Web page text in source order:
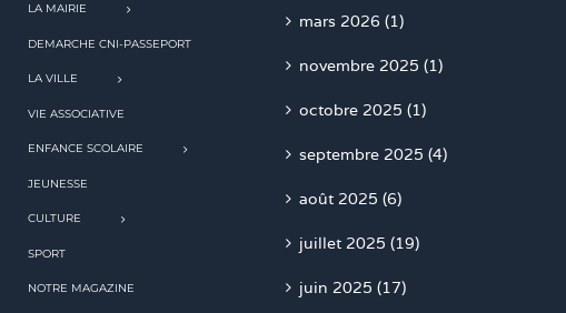
LA MAIRIE
DEMARCHE CNI-PASSEPORT
LA VILLE
VIE ASSOCIATIVE
ENFANCE SCOLAIRE
JEUNESSE
CULTURE
SPORT
NOTRE MAGAZINE
mars 2026 (1)
novembre 2025 (1)
octobre 2025 (1)
septembre 2025 (4)
août 2025 (6)
juillet 2025 (19)
juin 2025 (17)